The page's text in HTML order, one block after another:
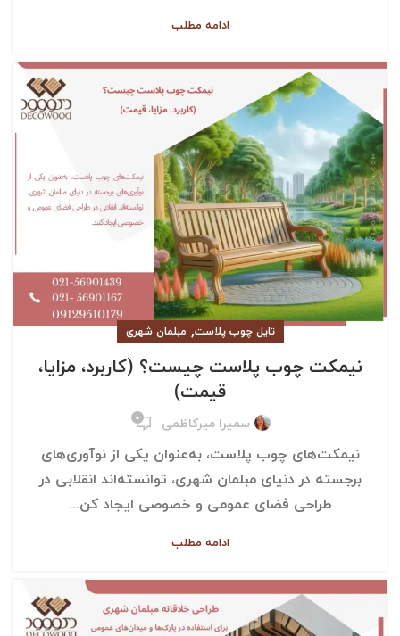
ادامه مطلب
تایل چوب پلاست, مبلمان شهری
نیمکت چوب پلاست چیست؟ (کاربرد، مزایا،
قیمت)
سمیرا میرکاظمی ۰
نیمکت‌های چوب پلاست، به‌عنوان یکی از نوآوری‌های
برجسته در دنیای مبلمان شهری، توانسته‌اند انقلابی در
طراحی فضای عمومی و خصوصی ایجاد کن...
ادامه مطلب